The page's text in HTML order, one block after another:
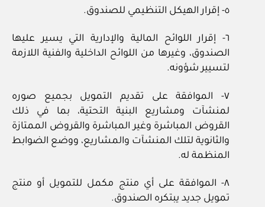
٥- إقرار الهيكل التنظيمي للصندوق.
٦- إقرار اللوائح المالية والإدارية التي يسير عليها
الصندوق، وغيرها من اللوائح الداخلية والفنية اللازمة
لتسيير شؤونه.
٧- الموافقة على تقديم التمويل بجميع صوره
لمنشآت ومشاريع البنية التحتية، بما في ذلك
القروض المباشرة وغير المباشرة والقروض الممتازة
والثانوية لتلك المنشآت والمشاريع، ووضع الضوابط
المنظمة له.
٨- الموافقة على أي منتج مكمل للتمويل أو منتج
تمويل جديد يبتكره الصندوق.